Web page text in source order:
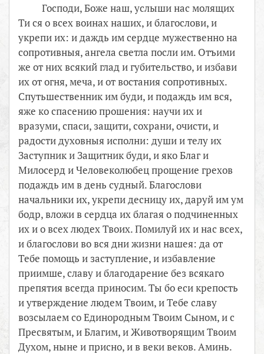
Господи, Боже наш, услыши нaс молящих
Ти ся о всех воинах наших, и благослови, и
укрепи их: и дaждь им сeрдце мужественно на
сопротивныя, ангела светла посли им. Отъими
же от них всякий глaд и губительство, и избaви
их от огня, меча, и от востания сопротивных.
Спутьшeственник им бyди, и подaждь им вся,
яже ко спасeнию прошeния: научи их и
вразуми, спаси, защити, сохрани, очисти, и
радости духовныя исполни: души и телу их
Застyпник и Защитник бyди, и яко Блaг и
Милосeрд и Человеколюбец прощeние грехов
подaждь им в дeнь сyдный. Благослови
начальники их, укрепи десницу их, даруй им ум
бодр, вложи в сердца их благая о подчиненных
их и о всех людех Твоих. Помилуй их и нас всех,
и благослови во вся дни жизни нaшея: да от
Тебе помощь и заступление, и избавление
приимше, славу и благодарение без всякаго
препятия всегда приносим. Ты бо еси крепость
и утверждение людем Твоим, и Тебе славу
возсылaем со Единородным Твоим Сыном, и с
Пресвятым, и Благим, и Животворящим Твоим
Духом, ныне и присно, и в веки веков. Аминь.